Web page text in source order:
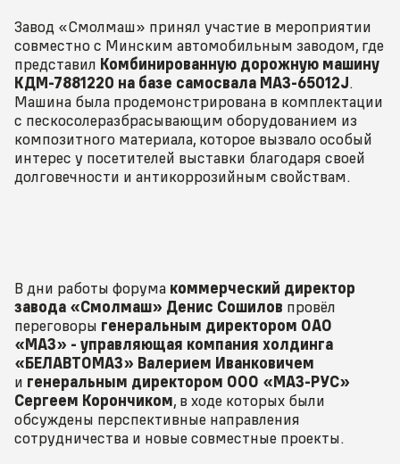
Завод «Смолмаш» принял участие в мероприятии
совместно с Минским автомобильным заводом, где
представил Комбинированную дорожную машину
КДМ-7881220 на базе самосвала МАЗ-65012J.
Машина была продемонстрирована в комплектации
с пескосолеразбрасывающим оборудованием из
композитного материала, которое вызвало особый
интерес у посетителей выставки благодаря своей
долговечности и антикоррозийным свойствам.
В дни работы форума коммерческий директор
завода «Смолмаш» Денис Сошилов провёл
переговоры генеральным директором ОАО
«МАЗ» - управляющая компания холдинга
«БЕЛАВТОМАЗ» Валерием Иванковичем
и генеральным директором ООО «МАЗ-РУС»
Сергеем Корончиком, в ходе которых были
обсуждены перспективные направления
сотрудничества и новые совместные проекты.